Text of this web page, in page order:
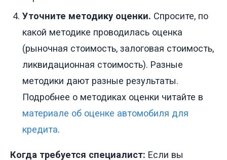
Уточните методику оценки. Спросите, по
какой методике проводилась оценка
(рыночная стоимость, залоговая стоимость,
ликвидационная стоимость). Разные
методики дают разные результаты.
Подробнее о методиках оценки читайте в
материале об оценке автомобиля для
кредита.
Когда требуется специалист: Если вы